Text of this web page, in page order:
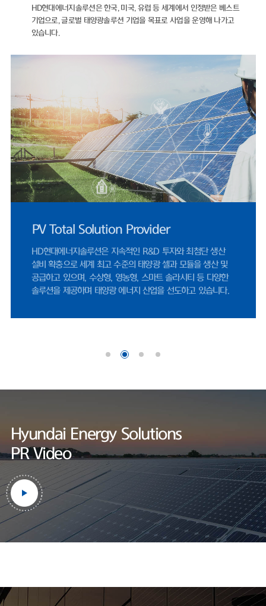
나타내는 지표인 부채비율 역시 해마다 개선되고 있다. ▲2021년
▲2022년 71.11% ▲2023년 35.12% ▲2024년 22.75%를 기록했
며, 2025년에도 26.96%로 낮은 수준을 유지했다.HD현대에너지솔루션
비 66% 증가한 9848억 원을 기록했다. 같은 기간 영업이익은 95억 원에
902억 원으로 849% 증가했다.이후 2023년 매출 5461억 원, 2024년
4224억 원으로 외형이 다시 축소됐으나, 지난해 반등을 보였다. 2025년
매출은 4927억 원으로 전년 대비 17% 증가했으며, 영업이익은 412억
으로 1077%나 증가했다. 2024년 0.83%까지 하락했던 영업이익률은
난해 8.37%까지 올랐다.HD현대에너지솔루션은 지난달 31일 미국 '힐스
로 솔라 프로젝트 유한책임회사(Hillsboro Solar Project LLC)'와 체결한
1278억 원 규모 공급 계약은 단일 계약 기준 역대 최대 규모로, 지난해
체 수출 매출 66%에 달한다.미국 시장 정책적 환경도 긍정적이다. 2025
7월 제정된 OBBBA(One Big Beautiful Bill Act)에 따라 세액공제 수
를 받기 위한 프로젝트 착공 수요가 몰리면서, 2024년 453억 원 수준이
던 미국 매출은 2025년 1619억 원으로 257% 증가했다.국내 시장 여건
고, 태양광 설치 걸림돌이었던 '이격거리 규제' 관련 법 개정안이 2026년
나이스신용평가 선임연구원은 "미국 시장 내 FEOC(해외우려기관) 관련
제에 따라, 중국산 공급망에 대한 제약이 강화되면서 비중국계 공급망을
보한 기업으로서 수혜 여력이 존재한다"며 "미국 태양광 매출은 세액공제
적용을 위한 프로젝트 조기 추진 영향으로 2026년에도 증가할 것"으로
달 정기주주총회를 통해 사업 목적에 '재생에너지 공급사업'을 명문화했
체 생산하고 있다. 작년 기준 셀 공장과 모듈 공장 가동률은 각각 69.7%
HD현대에너지솔루션은 한국, 미국, 유럽 등 세계에서 인정받은 베스트
기업으로,글로벌 태양광솔루션 기업을 목표로 사업을 운영해 나가고
있습니다.
UL 공인 시험소 지정
HD현대에너지솔루션 연구소는 세계적인 인증기관인 UL에서
지정한 태양광 공인시험소로, 엄격한 제품 테스트를 통하여
세계 최고 수준의 품질을 보장하고 있습니다.
Hyundai Energy Solutions
PR Video